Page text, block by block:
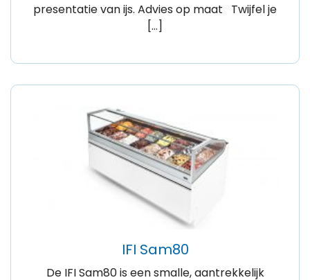
presentatie van ijs. Advies op maat Twijfel je
[…]
IFI Sam80
De IFI Sam80 is een smalle, aantrekkelijk